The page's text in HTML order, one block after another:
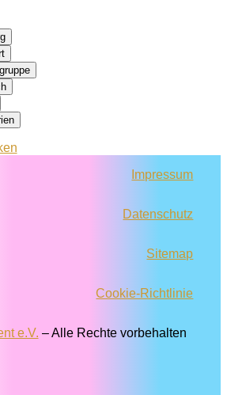
Impressum
Datenschutz
Sitemap
Cookie-Richtlinie
e.V. – Alle Rechte vorbehalten